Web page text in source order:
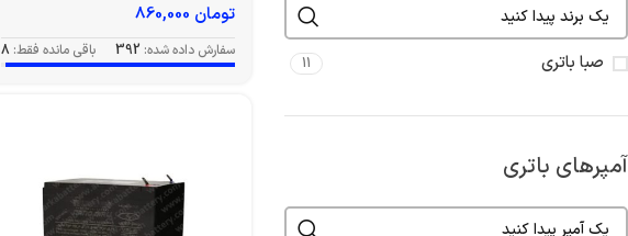
صبا باتری 11
آمپرهای باتری
تومان
سفارش داده شده: 392 باقی مانده فقط: 8